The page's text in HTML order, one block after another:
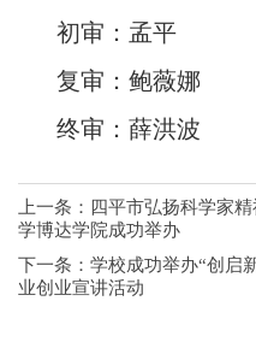
初审：孟平
复审：鲍薇娜
终审：薛洪波
上一条： 四平市弘扬科学家
学博达学院成功举办
下一条： 学校成功举办‌“创启
业创业宣讲活动